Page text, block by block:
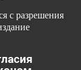
с разрешения